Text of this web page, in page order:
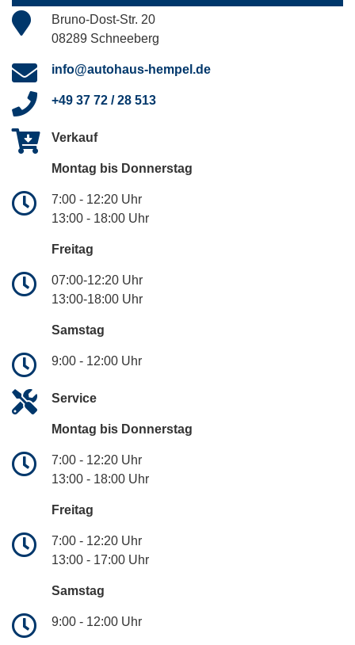
Bruno-Dost-Str. 20
08289 Schneeberg
info@autohaus-hempel.de
+49 37 72 / 28 513
Verkauf
Montag bis Donnerstag
7:00 - 12:20 Uhr
13:00 - 18:00 Uhr
Freitag
07:00-12:20 Uhr
13:00-18:00 Uhr
Samstag
9:00 - 12:00 Uhr
Service
Montag bis Donnerstag
7:00 - 12:20 Uhr
13:00 - 18:00 Uhr
Freitag
7:00 - 12:20 Uhr
13:00 - 17:00 Uhr
Samstag
9:00 - 12:00 Uhr